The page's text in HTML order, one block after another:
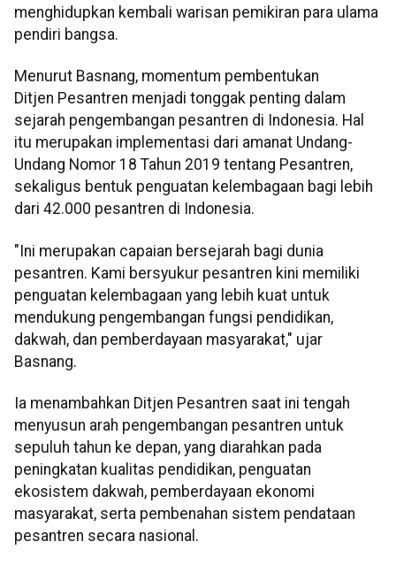
menghidupkan kembali warisan pemikiran para ulama
pendiri bangsa.
Menurut Basnang, momentum pembentukan
Ditjen Pesantren menjadi tonggak penting dalam
sejarah pengembangan pesantren di Indonesia. Hal
itu merupakan implementasi dari amanat Undang-
Undang Nomor 18 Tahun 2019 tentang Pesantren,
sekaligus bentuk penguatan kelembagaan bagi lebih
dari 42.000 pesantren di Indonesia.
"Ini merupakan capaian bersejarah bagi dunia
pesantren. Kami bersyukur pesantren kini memiliki
penguatan kelembagaan yang lebih kuat untuk
mendukung pengembangan fungsi pendidikan,
dakwah, dan pemberdayaan masyarakat," ujar
Basnang.
Ia menambahkan Ditjen Pesantren saat ini tengah
menyusun arah pengembangan pesantren untuk
sepuluh tahun ke depan, yang diarahkan pada
peningkatan kualitas pendidikan, penguatan
ekosistem dakwah, pemberdayaan ekonomi
masyarakat, serta pembenahan sistem pendataan
pesantren secara nasional.